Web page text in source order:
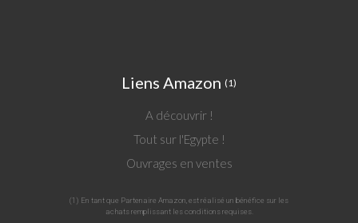
Liens Amazon (1)
A découvrir !
Tout sur l'Egypte !
Ouvrages en ventes
(1) En tant que Partenaire Amazon, est réalisé un bénéfice sur les
achats remplissant les conditions requises.